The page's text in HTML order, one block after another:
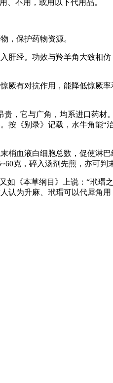
、不用，或用以下代用品。
，保护药物资源。
肝经。功效与羚羊角大致相
厥有对抗作用，能降低惊厥
，它与广角，均系进口药
《别录》记载，水牛角能
梢血液白细胞总数，促使淋
克，碎入汤剂先煎，亦可判
如《本草纲目》上说：“玳
认为升麻、玳瑁可以代犀角用